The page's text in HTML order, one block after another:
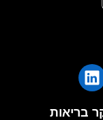
בריאות